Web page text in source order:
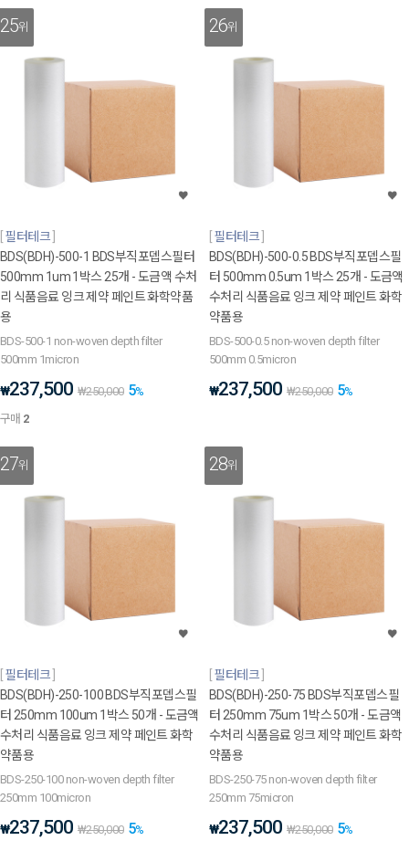
25위
필터테크
BDS(BDH)-500-1 BDS부직포뎁스필터
500mm 1um 1박스 25개 - 도금액 수처
리 식품음료 잉크 제약 페인트 화학약품
용
BDS-500-1 non-woven depth filter
500mm 1micron
₩237,500 ₩250,000 5%
구매 2
26위
필터테크
BDS(BDH)-500-0.5 BDS부직포뎁스필
터 500mm 0.5um 1박스 25개 - 도금액
수처리 식품음료 잉크 제약 페인트 화학
약품용
BDS-500-0.5 non-woven depth filter
500mm 0.5micron
₩237,500 ₩250,000 5%
27위
필터테크
BDS(BDH)-250-100 BDS부직포뎁스필
터 250mm 100um 1박스 50개 - 도금액
수처리 식품음료 잉크 제약 페인트 화학
약품용
BDS-250-100 non-woven depth filter
250mm 100micron
₩237,500 ₩250,000 5%
28위
필터테크
BDS(BDH)-250-75 BDS부직포뎁스필
터 250mm 75um 1박스 50개 - 도금액
수처리 식품음료 잉크 제약 페인트 화학
약품용
BDS-250-75 non-woven depth filter
250mm 75micron
₩237,500 ₩250,000 5%